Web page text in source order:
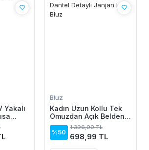
Yakalı
Bluz
Kadın Uzun Kollu Tek
Omuzdan Açık Belden
Dantel Detaylı Janjan
Krep Bluz
%50
1.396,99 TL
698,99 TL